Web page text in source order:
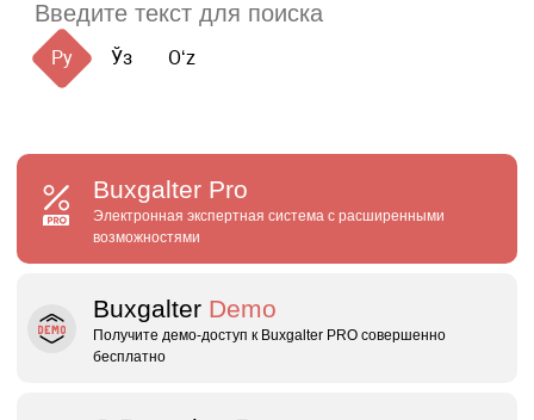
Ру Ўз Oʻz
Buxgalter Pro
Электронная экспертная система с расширенными
возможностями
Buxgalter Demo
Получите демо‑доступ к Buxgalter PRO совершенно
бесплатно